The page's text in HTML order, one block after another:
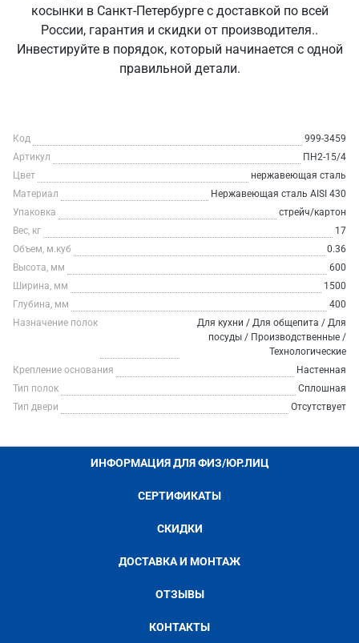
косынки в Санкт‑Петербурге с доставкой по всей
России, гарантия и скидки от производителя..
Инвестируйте в порядок, который начинается с одной
правильной детали.
Код
999-3459
Артикул
ПН2-15/4
Цвет
нержавеющая сталь
Материал
Нержавеющая сталь AISI 430
Упаковка
стрейч/картон
Вес, кг
17
Объем, м.куб
0.36
Высота, мм
600
Ширина, мм
1500
Глубина, мм
400
Назначение полок
Для кухни / Для общепита / Для
посуды / Производственные /
Технологические
Крепление основания
Настенная
Тип полок
Сплошная
Тип двери
Отсутствует
ИНФОРМАЦИЯ ДЛЯ ФИЗ/ЮР.ЛИЦ
СЕРТИФИКАТЫ
СКИДКИ
ДОСТАВКА И МОНТАЖ
ОТЗЫВЫ
КОНТАКТЫ